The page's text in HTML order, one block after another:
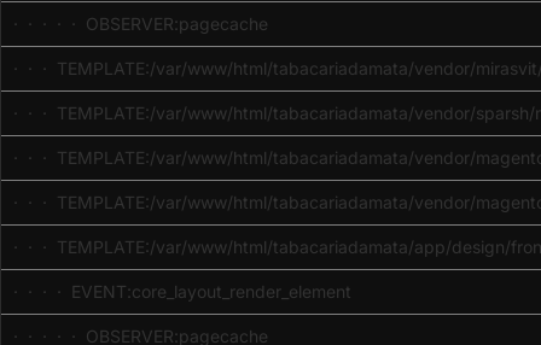
· · · · · OBSERVER:pagecache
· · · TEMPLATE:/var/www/html/tabacariadamata/vendor/
· · · TEMPLATE:/var/www/html/tabacariadamata/vendor/
· · · TEMPLATE:/var/www/html/tabacariadamata/vendor/
· · · TEMPLATE:/var/www/html/tabacariadamata/vendor/
· · · TEMPLATE:/var/www/html/tabacariadamata/app/design/
· · · · EVENT:core_layout_render_element
· · · · · OBSERVER:pagecache